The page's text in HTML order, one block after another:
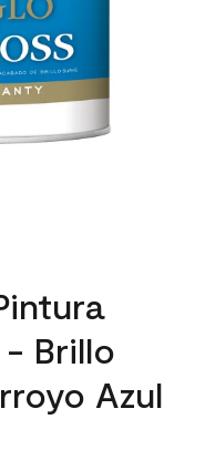
Brillo
Azul